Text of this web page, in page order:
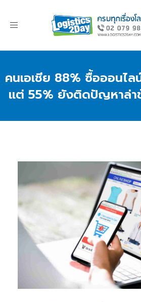
Toggle
คนเอเชีย 88% ซื้อออนไ
แต่ 55% ยังติดปัญหาล่า